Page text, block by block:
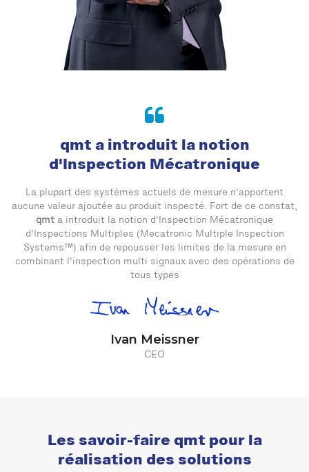
qmt a introduit la notion
d'Inspection Mécatronique
La plupart des systèmes actuels de mesure n'apportent
aucune valeur ajoutée au produit inspecté. Fort de ce constat,
qmt a introduit la notion d'Inspection Mécatronique
d'Inspections Multiples (Mecatronic Multiple Inspection
Systems™) afin de repousser les limites de la mesure en
combinant l'inspection multi signaux avec des opérations de
tous types
Ivan Meissner
CEO
Les savoir-faire qmt pour la
réalisation des solutions